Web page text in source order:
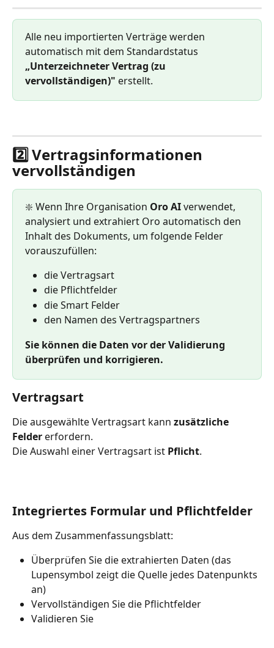
Alle neu importierten Verträge werden
automatisch mit dem Standardstatus
„Unterzeichneter Vertrag (zu
vervollständigen)" erstellt.
2️⃣ Vertragsinformationen
vervollständigen
❇️ Wenn Ihre Organisation Oro AI verwendet,
analysiert und extrahiert Oro automatisch den
Inhalt des Dokuments, um folgende Felder
vorauszufüllen:
die Vertragsart
die Pflichtfelder
die Smart Felder
den Namen des Vertragspartners
Sie können die Daten vor der Validierung
überprüfen und korrigieren.
Vertragsart
Die ausgewählte Vertragsart kann zusätzliche
Felder erfordern.
Die Auswahl einer Vertragsart ist Pflicht.
Integriertes Formular und Pflichtfelder
Aus dem Zusammenfassungsblatt:
Überprüfen Sie die extrahierten Daten (das
Lupensymbol zeigt die Quelle jedes Datenpunkts
an)
Vervollständigen Sie die Pflichtfelder
Validieren Sie